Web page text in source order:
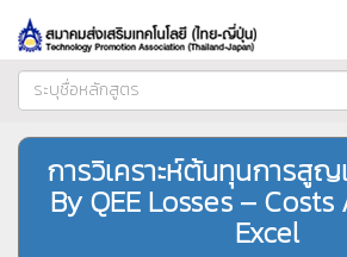
การวิเคราะห์ต้นทุนการสูญ
By QEE Losses –
Excel